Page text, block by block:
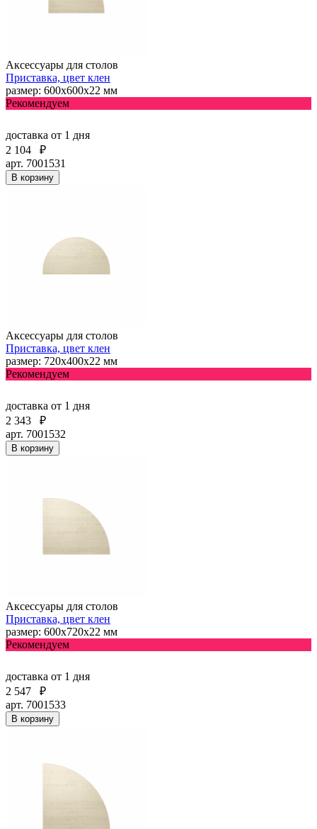
Аксессуары для столов
Приставка, цвет клен
размер: 600х600х22 мм
Рекомендуем
доставка от 1 дня
2 104
₽
арт. 7001531
В корзину
Аксессуары для столов
Приставка, цвет клен
размер: 720х400х22 мм
Рекомендуем
доставка от 1 дня
2 343
₽
арт. 7001532
В корзину
Аксессуары для столов
Приставка, цвет клен
размер: 600х720х22 мм
Рекомендуем
доставка от 1 дня
2 547
₽
арт. 7001533
В корзину